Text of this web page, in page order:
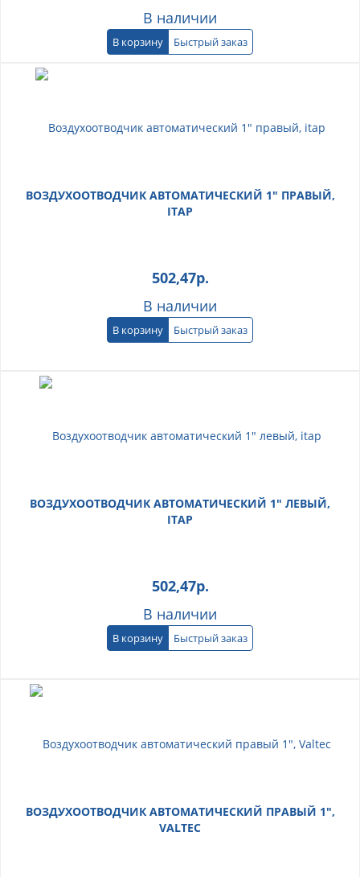
В наличии
В корзину Быстрый заказ
ВОЗДУХООТВОДЧИК АВТОМАТИЧЕСКИЙ 1" ПРАВЫЙ,
ITAP
502,47р.
В наличии
В корзину Быстрый заказ
ВОЗДУХООТВОДЧИК АВТОМАТИЧЕСКИЙ 1" ЛЕВЫЙ,
ITAP
502,47р.
В наличии
В корзину Быстрый заказ
ВОЗДУХООТВОДЧИК АВТОМАТИЧЕСКИЙ ПРАВЫЙ 1",
VALTEC